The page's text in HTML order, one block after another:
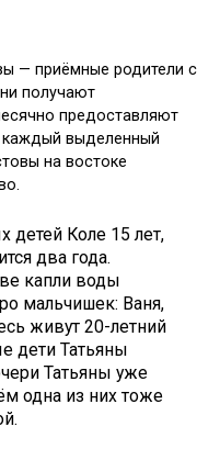
— приёмные родители с
получают
предоставляют
каждый выделенный
на востоке
Коле 15 лет,
два года.
капли воды
мальчишек: Ваня,
живут 20-летний
дети Татьяны
Татьяны уже
одна из них тоже